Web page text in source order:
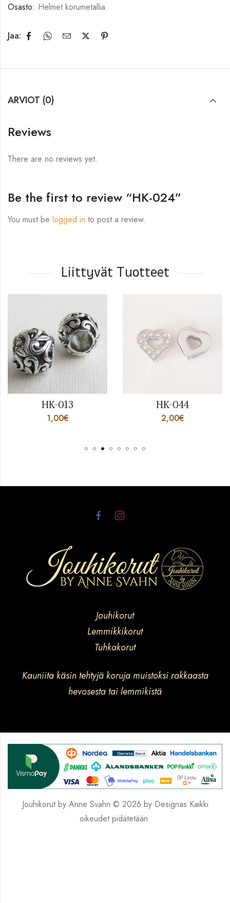
Osasto: Helmet korumetallia
Jaa:
ARVIOT (0)
Reviews
There are no reviews yet.
Be the first to review “HK-024”
You must be logged in to post a review.
Liittyvät Tuotteet
HK-013
1,00€
HK-044
2,00€
Jouhikorut
Lemmikkikorut
Tuhkakorut
Kauniita käsin tehtyjä koruja muistoksi rakkaasta
hevosesta tai lemmikistä
Jouhikorut by Anne Svahn © 2026 by Designas Kaikki
oikeudet pidätetään.